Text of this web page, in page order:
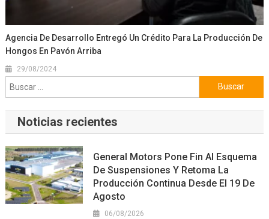
Agencia De Desarrollo Entregó Un Crédito Para La Producción De
Hongos En Pavón Arriba
29/08/2024
Buscar:
Noticias recientes
General Motors Pone Fin Al Esquema
De Suspensiones Y Retoma La
Producción Continua Desde El 19 De
Agosto
06/08/2026